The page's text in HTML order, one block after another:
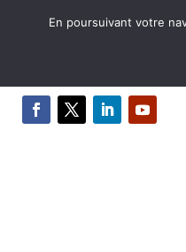
En poursuivant votre